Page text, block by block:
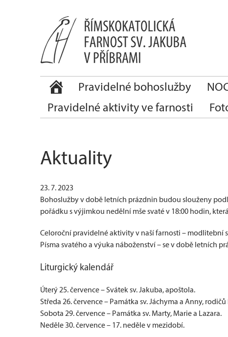
Pravidelné bohoslužby
Pravidelné aktivity ve farnosti
Aktuality
23. 7. 2023
Bohoslužby v době letních prázdnin budou slouženy
pořádku s výjimkou nedělní mše svaté v 18:00 hodin,
Celoroční pravidelné aktivity v naší farnosti – modlitební
Písma svatého a výuka náboženství – se v době letních
Liturgický kalendář
Úterý 25. července – Svátek sv. Jakuba, apoštola.
Středa 26. července – Památka sv. Jáchyma a Anny,
Sobota 29. července – Památka sv. Marty, Marie a Lazara.
Neděle 30. července – 17. neděle v mezidobí.